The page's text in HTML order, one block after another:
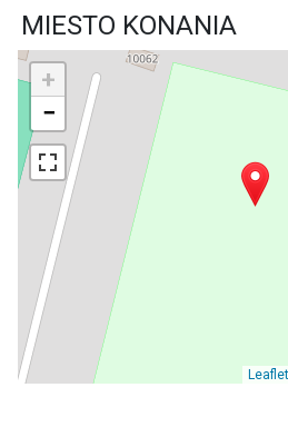
MIESTO KONANIA
+
−
Leaflet